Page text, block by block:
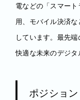
電などの「スマー
用、モバイル決済
しています。最先
快適な未来のデジタ
ポジション